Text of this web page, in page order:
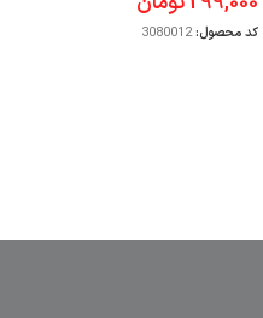
کد محصول:3080012